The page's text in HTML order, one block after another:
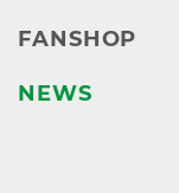
FANSHOP
NEWS